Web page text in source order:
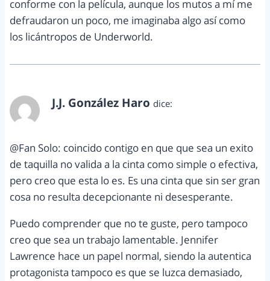
conforme con la película, aunque los mutos a mí me
defraudaron un poco, me imaginaba algo así como
los licántropos de Underworld.
J.J. González Haro dice:
@Fan Solo: coincido contigo en que que sea un exito
de taquilla no valida a la cinta como simple o efectiva,
pero creo que esta lo es. Es una cinta que sin ser gran
cosa no resulta decepcionante ni desesperante.
Puedo comprender que no te guste, pero tampoco
creo que sea un trabajo lamentable. Jennifer
Lawrence hace un papel normal, siendo la autentica
protagonista tampoco es que se luzca demasiado,